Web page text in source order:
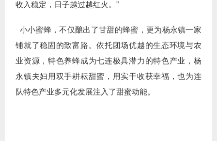
收入稳定，日子越过越红火。”
小小蜜蜂，不仅酿出了甘甜的蜂蜜，更为杨永镇一家
铺就了稳固的致富路。依托团场优越的生态环境与农
业资源，特色养蜂成为七连极具潜力的特色产业，杨
永镇夫妇用双手耕耘甜蜜，用实干收获幸福，也为连
队特色产业多元化发展注入了甜蜜动能。